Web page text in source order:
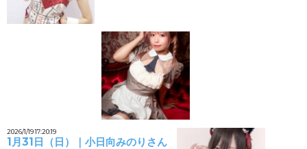
2026/1/19 17:20:19
1月31日（日）｜小日向みのりさん